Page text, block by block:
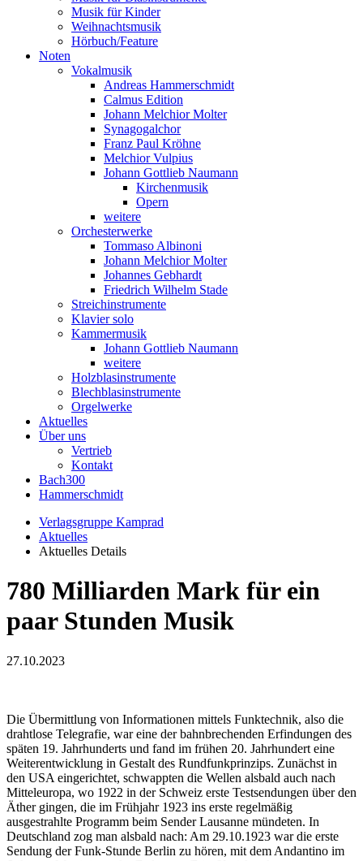
Musik für Kinder
Weihnachtsmusik
Hörbuch/Feature
Noten
Vokalmusik
Andreas Hammerschmidt
Calmus Edition
Johann Melchior Molter
Synagogalchor
Franz Paul Kröhne
Melchior Vulpius
Johann Gottlieb Naumann
Kirchenmusik
Opern
weitere
Orchesterwerke
Tommaso Albinoni
Johann Melchior Molter
Johannes Gebhardt
Friedrich Wilhelm Stade
Streichinstrumente
Klavier solo
Kammermusik
Johann Gottlieb Naumann
weitere
Holzblasinstrumente
Blechblasinstrumente
Orgelwerke
Aktuelles
Über uns
Vertrieb
Kontakt
Bach300
Hammerschmidt
Verlagsgruppe Kamprad
Aktuelles
Aktuelles Details
780 Milliarden Mark für ein
paar Stunden Musik
27.10.2023
Die Übermittlung von Informationen mittels Funktechnik, also die
drahtlose Telegrafie, war eine der bahnbrechenden Erfindungen des
späten 19. Jahrhunderts und fand im frühen 20. Jahrhundert eine
Weiterentwicklung in Gestalt des Rundfunkprinzips. Zunächst in
den USA eingerichtet, schwappten die Wellen alsbald auch nach
Mitteleuropa, wo 1922 in der Schweiz erste Testsendungen über den
Äther gingen, die im Frühjahr 1923 ins erste regelmäßig
ausgestrahlte Programm beim Sender Lausanne mündeten. In
Deutschland zog man alsbald nach: Am 29.10.1923 war die erste
Sendung der Funk-Stunde Berlin zu hören, mit dem Andantino im